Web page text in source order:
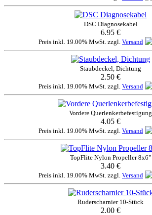
DSC Diagnosekabel
6.95 €
Preis inkl. 19.00% MwSt. zzgl. Versand
Staubdeckel, Dichtung
2.50 €
Preis inkl. 19.00% MwSt. zzgl. Versand
Vordere Querlenkerbefestigung
4.05 €
Preis inkl. 19.00% MwSt. zzgl. Versand
TopFlite Nylon Propeller 8x6"
3.40 €
Preis inkl. 19.00% MwSt. zzgl. Versand
Ruderscharnier 10-Stück
2.00 €